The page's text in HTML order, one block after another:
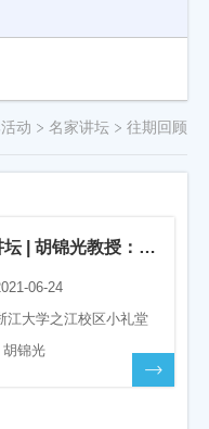
动 名家讲坛 往期回顾
立法名家讲坛 | 胡锦光教授：完善我国合宪性审查程序的课题
06-24
江大学之江校区小礼堂
胡锦光